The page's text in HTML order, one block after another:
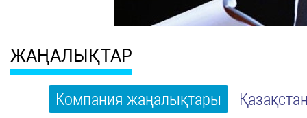
ЖАҢАЛЫҚТАР
Компания жаңалықтары